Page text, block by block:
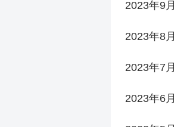
2023年9月
2023年8月
2023年7月
2023年6月